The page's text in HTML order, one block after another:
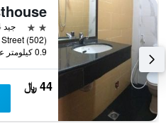
2 نجمتين
جيد 6.4
0.9 كيلومتر عن وسط المدينة
44 ﷼